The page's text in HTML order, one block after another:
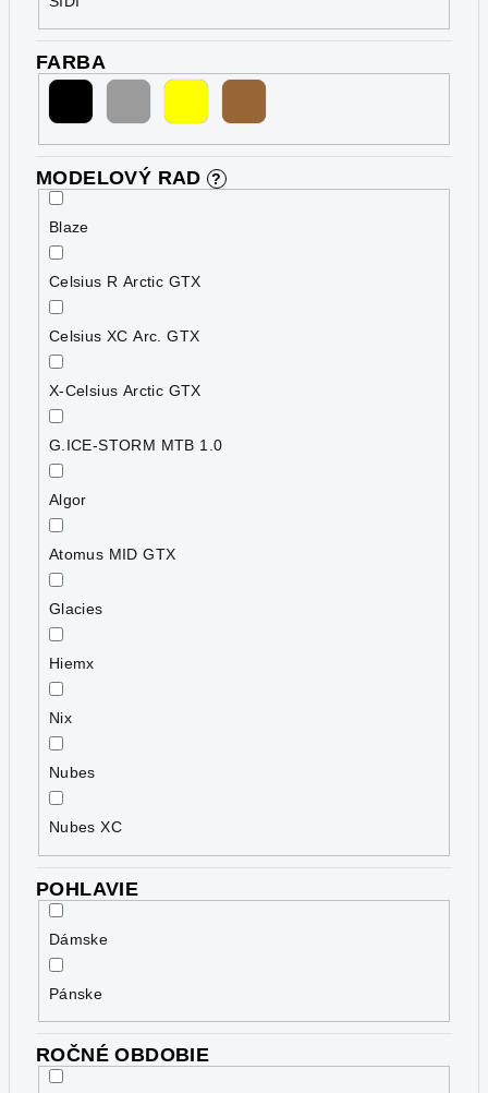
FARBA
MODELOVÝ RAD ?
Blaze
Celsius R Arctic GTX
Celsius XC Arc. GTX
X-Celsius Arctic GTX
G.ICE-STORM MTB 1.0
Algor
Atomus MID GTX
Glacies
Hiemx
Nix
Nubes
Nubes XC
POHLAVIE
Dámske
Pánske
ROČNÉ OBDOBIE